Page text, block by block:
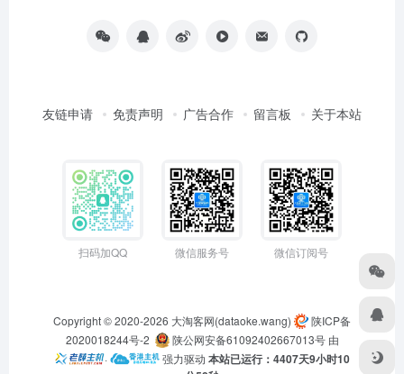
友链申请 免责声明 广告合作 留言板 关于本站
扫码加QQ 微信服务号 微信订阅号
Copyright © 2020-2026 大淘客网(dataoke.wang)
陕ICP备
2020018244号-2
陕公网安备61092402667013号由
·
强力驱动 本站已运行：4407天9小时10